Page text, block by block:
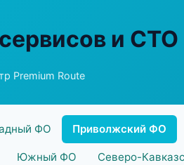
и СТО
Premium Route
ФО Приволжский ФО
Южный ФО Северо-